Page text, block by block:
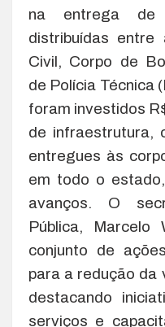
na entrega de
distribuídas entre
Civil, Corpo de
de Polícia Técnica
foram investidos
de infraestrutura,
entregues às
em todo o
avanços. O
Pública, Marcelo
conjunto de
para a redução da
destacando
serviços e